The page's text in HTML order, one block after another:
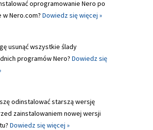
oprogramowanie Nero po
w Nero.com? Dowiedz się więcej »
usunąć wszystkie ślady
programów Nero? Dowiedz się
odinstalować starszą wersję
zainstalowaniem nowej wersji
Dowiedz się więcej »